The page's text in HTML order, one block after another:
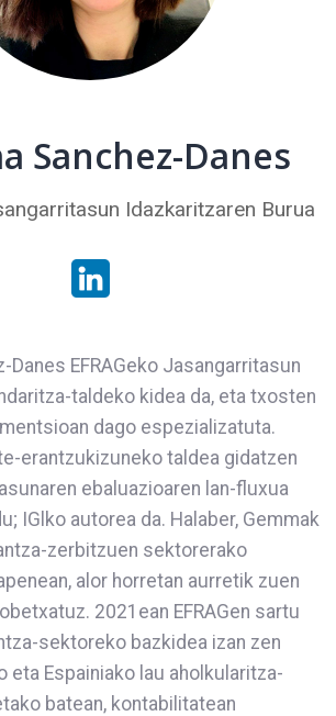
Sanchez-Danes
Idazkaritzaren Burua
Danes EFRAGeko Jasangarritasun
taldeko kidea da, eta txosten
dago espezializatuta.
erantzukizuneko taldea gidatzen
ebaluazioaren lan-fluxua
IGlko autorea da. Halaber, Gemmak
zerbitzuen sektorerako
alor horretan aurretik zuen
2021ean EFRAGen sartu
sektoreko bazkidea izan zen
eta Espainiako lau aholkularitza-
batean, kontabilitatean